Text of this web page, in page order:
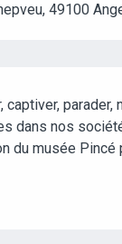
49100
captiver,
dans nos
du musée